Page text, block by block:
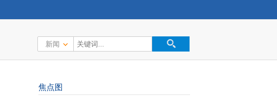
新闻
焦点图